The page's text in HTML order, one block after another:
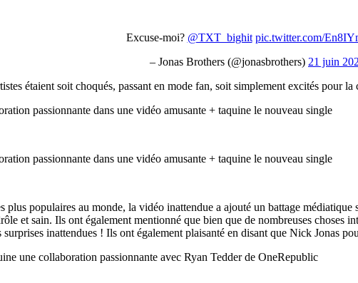
Excuse-moi? @TXT_bighit pic.twitter.com/
– Jonas Brothers (@jonasbrothers) 21 juin
étaient soit choqués, passant en mode fan, soit simplement excités pour
populaires au monde, la vidéo inattendue a ajouté un battage
et sain. Ils ont également mentionné que bien que de nombreuses choses
inattendues ! Ils ont également plaisanté en disant que Nick Jonas